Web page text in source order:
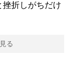
挫折しがちだけ
る